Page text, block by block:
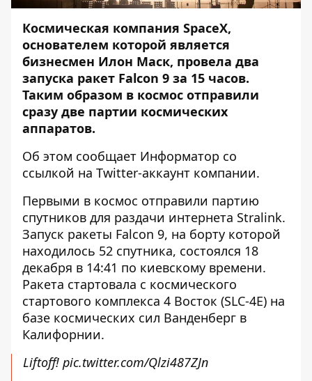
Космическая компания SpaceX,
основателем которой является
бизнесмен Илон Маск, провела два
запуска ракет Falcon 9 за 15 часов.
Таким образом в космос отправили
сразу две партии космических
аппаратов.
Об этом сообщает Информатор со
ссылкой на Twitter-аккаунт компании.
Первыми в космос отправили партию
спутников для раздачи интернета Stralink.
Запуск ракеты Falcon 9, на борту которой
находилось 52 спутника, состоялся 18
декабря в 14:41 по киевскому времени.
Ракета стартовала с космического
стартового комплекса 4 Восток (SLC-4E) на
базе космических сил Ванденберг в
Калифорнии.
Liftoff! pic.twitter.com/Qlzi487ZJn